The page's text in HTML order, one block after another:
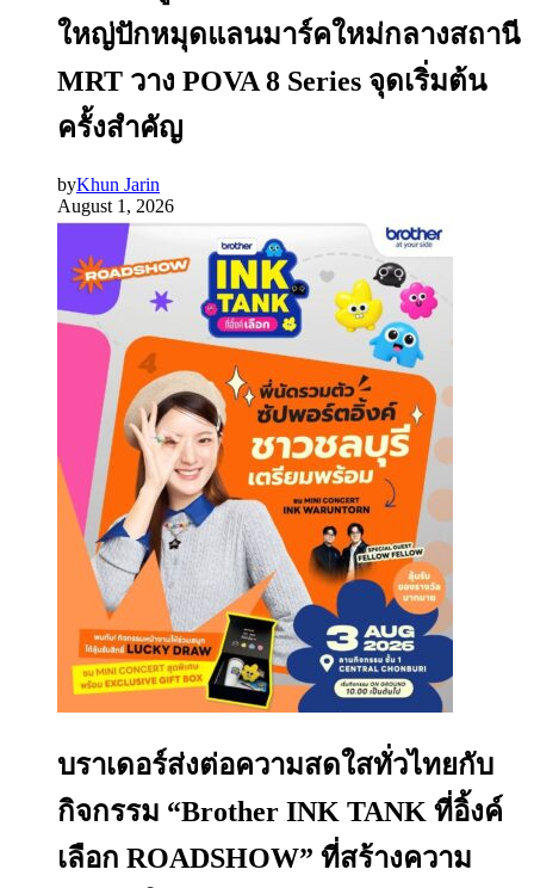
ใหญ่ปักหมุดแลนมาร์คใหม่กลางสถานี
MRT วาง POVA 8 Series จุดเริ่มต้น
ครั้งสำคัญ
byKhun Jarin
August 1, 2026
บราเดอร์ส่งต่อความสดใสทั่วไทยกับ
กิจกรรม “Brother INK TANK ที่อิ้งค์
เลือก ROADSHOW” ที่สร้างความ